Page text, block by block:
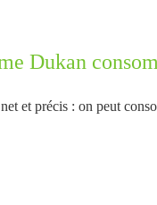
Dukan
et précis : on peut